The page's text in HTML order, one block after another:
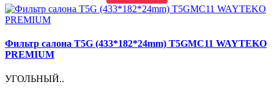
Фильтр салона T5G (433*182*24mm) T5GMC11 WAYTEKO
PREMIUM
УГОЛЬНЫЙ..